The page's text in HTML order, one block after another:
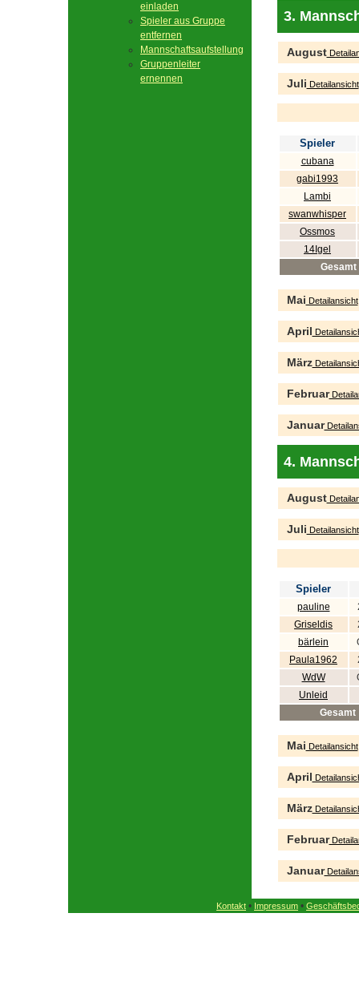
einladen
Spieler aus Gruppe
entfernen
Mannschaftsaufstellung
Gruppenleiter
ernennen
3.
August
Juli Detailansicht
Spieler
cubana
gabi1993
Lambi
swanwhisper
Ossmos
14Igel
Gesamt
Mai Detailansicht
April
März
Februar
Januar
4.
August
Juli Detailansicht
Spieler
pauline
Griseldis
bärlein
Paula1962
WdW
Unleid
Gesamt
Mai Detailansicht
April
März
Februar
Januar
Kontakt • Impressum •